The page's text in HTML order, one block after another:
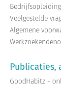
Veelgestelde
Algemene
Publicaties,
GoodHabitz -